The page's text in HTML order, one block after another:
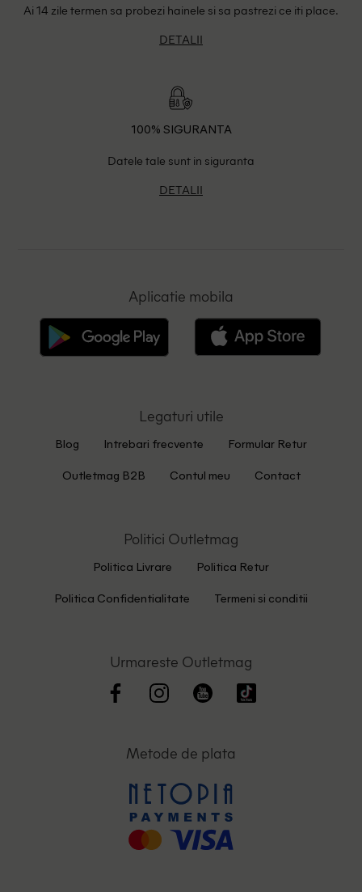
Ai 14 zile termen sa probezi hainele si sa pastrezi ce iti place.
DETALII
100% SIGURANTA
Datele tale sunt in siguranta
DETALII
Aplicatie mobila
Legaturi utile
Blog Intrebari frecvente Formular Retur
Outletmag B2B Contul meu Contact
Politici Outletmag
Politica Livrare Politica Retur
Politica Confidentialitate Termeni si conditii
Urmareste Outletmag
Metode de plata